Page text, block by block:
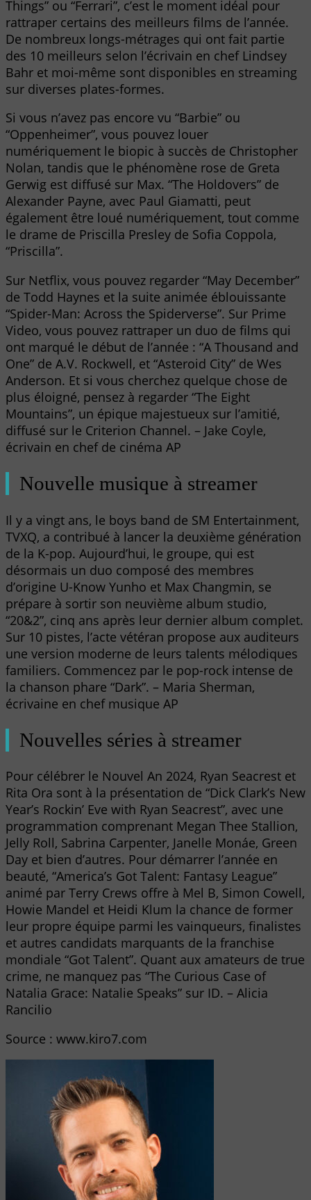
Things” ou “Ferrari”, c’est le moment idéal pour
rattraper certains des meilleurs films de l’année.
De nombreux longs-métrages qui ont fait partie
des 10 meilleurs selon l’écrivain en chef Lindsey
Bahr et moi-même sont disponibles en streaming
sur diverses plates-formes.
Si vous n’avez pas encore vu “Barbie” ou
“Oppenheimer”, vous pouvez louer
numériquement le biopic à succès de Christopher
Nolan, tandis que le phénomène rose de Greta
Gerwig est diffusé sur Max. “The Holdovers” de
Alexander Payne, avec Paul Giamatti, peut
également être loué numériquement, tout comme
le drame de Priscilla Presley de Sofia Coppola,
“Priscilla”.
Sur Netflix, vous pouvez regarder “May December”
de Todd Haynes et la suite animée éblouissante
“Spider-Man: Across the Spiderverse”. Sur Prime
Video, vous pouvez rattraper un duo de films qui
ont marqué le début de l’année : “A Thousand and
One” de A.V. Rockwell, et “Asteroid City” de Wes
Anderson. Et si vous cherchez quelque chose de
plus éloigné, pensez à regarder “The Eight
Mountains”, un épique majestueux sur l’amitié,
diffusé sur le Criterion Channel. – Jake Coyle,
écrivain en chef de cinéma AP
Nouvelle musique à streamer
Il y a vingt ans, le boys band de SM Entertainment,
TVXQ, a contribué à lancer la deuxième génération
de la K-pop. Aujourd’hui, le groupe, qui est
désormais un duo composé des membres
d’origine U-Know Yunho et Max Changmin, se
prépare à sortir son neuvième album studio,
“20&2”, cinq ans après leur dernier album complet.
Sur 10 pistes, l’acte vétéran propose aux auditeurs
une version moderne de leurs talents mélodiques
familiers. Commencez par le pop-rock intense de
la chanson phare “Dark”. – Maria Sherman,
écrivaine en chef musique AP
Nouvelles séries à streamer
Pour célébrer le Nouvel An 2024, Ryan Seacrest et
Rita Ora sont à la présentation de “Dick Clark’s New
Year’s Rockin’ Eve with Ryan Seacrest”, avec une
programmation comprenant Megan Thee Stallion,
Jelly Roll, Sabrina Carpenter, Janelle Monáe, Green
Day et bien d’autres. Pour démarrer l’année en
beauté, “America’s Got Talent: Fantasy League”
animé par Terry Crews offre à Mel B, Simon Cowell,
Howie Mandel et Heidi Klum la chance de former
leur propre équipe parmi les vainqueurs, finalistes
et autres candidats marquants de la franchise
mondiale “Got Talent”. Quant aux amateurs de true
crime, ne manquez pas “The Curious Case of
Natalia Grace: Natalie Speaks” sur ID. – Alicia
Rancilio
Source : www.kiro7.com